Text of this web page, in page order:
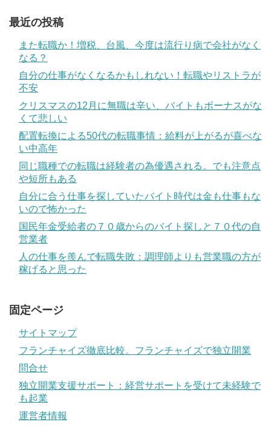
最近の投稿
また転職か！増税、台風、今度は流行り病で会社がなく
なる？
自分の仕事がなくなるかもしれない！転職やリストラが
不安
クリスマスの12月に無職は辛い、バイトもボーナスがな
くて悲しい
配置転換による50代の転職事情：給料が上がるが喜べな
い中高年
同じ職種での転職は経験者の為優遇される。でも注意点
や短所もある
自分に合う仕事を探していたバイト時代は金も仕事もな
いので怖かった
国民年金受給者の７０歳からのバイト探しと７０代の自
営業者
人の仕事を羨んで転職失敗：調理師よりも営業職の方が
稼げると思った
固定ページ
サイトマップ
フランチャイズ徹底比較。フランチャイズで独立開業
問合せ
独立開業支援サポート：経営サポートを受けて未経験で
も起業
運営者情報